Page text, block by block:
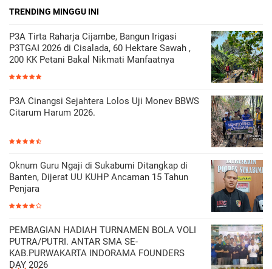
TRENDING MINGGU INI
P3A Tirta Raharja Cijambe, Bangun Irigasi
P3TGAI 2026 di Cisalada, 60 Hektare Sawah ,
200 KK Petani Bakal Nikmati Manfaatnya
P3A Cinangsi Sejahtera Lolos Uji Monev BBWS
Citarum Harum 2026.
Oknum Guru Ngaji di Sukabumi Ditangkap di
Banten, Dijerat UU KUHP Ancaman 15 Tahun
Penjara
PEMBAGIAN HADIAH TURNAMEN BOLA VOLI
PUTRA/PUTRI. ANTAR SMA SE-
KAB.PURWAKARTA INDORAMA FOUNDERS
DAY 2026